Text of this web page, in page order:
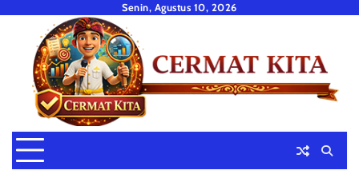
content
Senin, Agustus 10, 2026